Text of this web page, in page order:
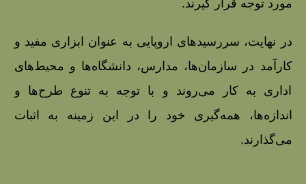
مورد توجه قرار گیرند.
در نهایت، سررسیدهای اروپایی به عنوان ابزاری مفید و
کارآمد در سازمان‌ها، مدارس، دانشگاه‌ها و محیط‌های
اداری به کار می‌روند و با توجه به تنوع طرح‌ها و
اندازه‌ها، همه‌گیری خود را در این زمینه به اثبات
می‌گذارند.